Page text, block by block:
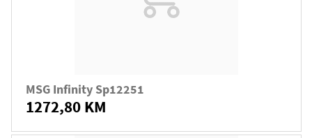
MSG Infinity Sp12251
1272,80 KM